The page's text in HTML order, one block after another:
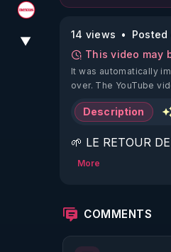
Magazine Nexus
▼ 14 views
Posted
This video may
It was automatically
over. The YouTube
Description
🌱 LE RETOUR
🌱 LE MAGAZINE
http://rgnr.li/ymag
More
COMMENTS